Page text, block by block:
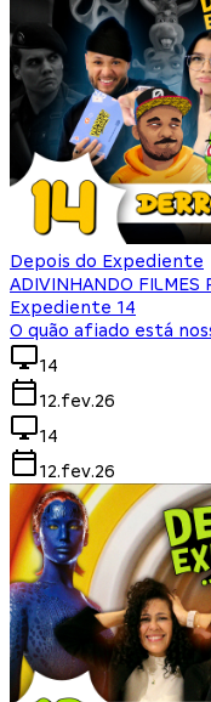
Depois do Expediente
ADIVINHANDO FILMES
Expediente 14
O quão afiado está
14
12.fev.26
14
12.fev.26